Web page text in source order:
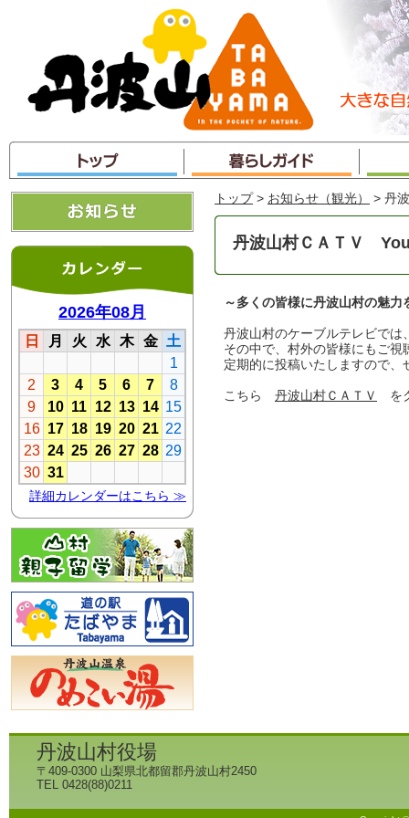
ャ
ン
プ
トップ > お知らせ（観光） > 丹
丹波山村ＣＡＴＶ
～多くの皆様に丹波山村の魅
丹波山村のケーブルテレビでは
その中で、村外の皆様にもご
定期的に投稿いたしますので、
こちら 丹波山村ＣＡＴＶ を
丹波山村役場
〒409-0300 山梨県北都留郡丹波山村2450
TEL 0428(88)0211